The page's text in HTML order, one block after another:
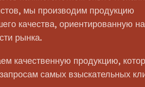
перед покупкой.
проигрывать в
поэтому всегда проверяйте
мы производим продукцию
качества, ориентированную на
рынка.
качественную продукцию,
самых взыскательных